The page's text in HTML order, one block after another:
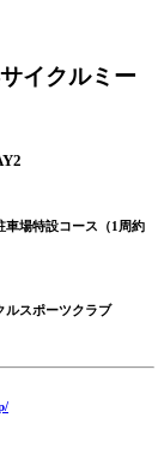
イクルミー
特設コース（1周約
スポーツクラブ